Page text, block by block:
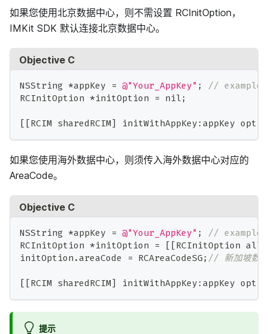
如果您使用北京数据中心，则不需设置 RCInitOption，
IMKit SDK 默认连接北京数据中心。
Objective C
NSString *appKey = @"Your_AppKey" ;
// example:
RCInitOption *initOption = nil ;
[ [RCIM sharedRCIM] initWithAppKey : appKey
如果您使用海外数据中心，则须传入海外数据中心对应的
AreaCode。
Objective C
NSString *appKey = @"Your_AppKey" ;
// example:
RCInitOption *initOption = [ [RCInitOption
initOption .areaCode = RCAreaCodeSG ; // 新加坡数
[ [RCIM sharedRCIM] initWithAppKey : appKey
提示